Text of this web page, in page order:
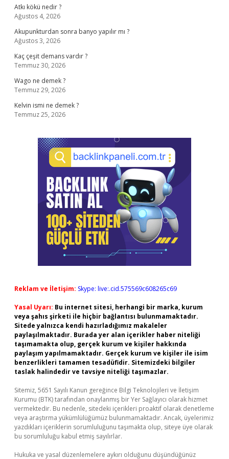
Atkı kökü nedir ?
Ağustos 4, 2026
Akupunkturdan sonra banyo yapılır mı ?
Ağustos 3, 2026
Kaç çeşit demans vardır ?
Temmuz 30, 2026
Wago ne demek ?
Temmuz 29, 2026
Kelvin ismi ne demek ?
Temmuz 25, 2026
Reklam ve İletişim: Skype: live:.cid.575569c608265c69
Yasal Uyarı: Bu internet sitesi, herhangi bir marka, kurum
veya şahıs şirketi ile hiçbir bağlantısı bulunmamaktadır.
Sitede yalnızca kendi hazırladığımız makaleler
paylaşılmaktadır. Burada yer alan içerikler haber niteliği
taşımamakta olup, gerçek kurum ve kişiler hakkında
paylaşım yapılmamaktadır. Gerçek kurum ve kişiler ile isim
benzerlikleri tamamen tesadüfidir. Sitemizdeki bilgiler
taslak halindedir ve tavsiye niteliği taşımazlar.
Sitemiz, 5651 Sayılı Kanun gereğince Bilgi Teknolojileri ve İletişim
Kurumu (BTK) tarafından onaylanmış bir Yer Sağlayıcı olarak hizmet
vermektedir. Bu nedenle, sitedeki içerikleri proaktif olarak denetleme
veya araştırma yükümlülüğümüz bulunmamaktadır. Ancak, üyelerimiz
yazdıkları içeriklerin sorumluluğunu taşımakta olup, siteye üye olarak
bu sorumluluğu kabul etmiş sayılırlar.
Hukuka ve yasal düzenlemelere aykırı olduğunu düşündüğünüz